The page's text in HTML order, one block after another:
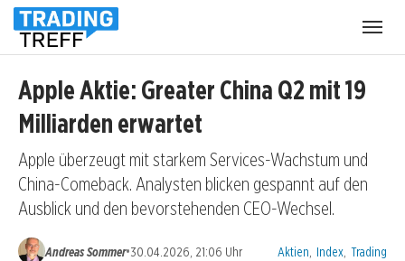
Apple Aktie: Greater China Q2 mit 19
Milliarden erwartet
Apple überzeugt mit starkem Services-Wachstum und
China-Comeback. Analysten blicken gespannt auf den
Ausblick und den bevorstehenden CEO-Wechsel.
Andreas Sommer•30.04.2026, 21:06 Uhr Kategorien:
Aktien Index Trading